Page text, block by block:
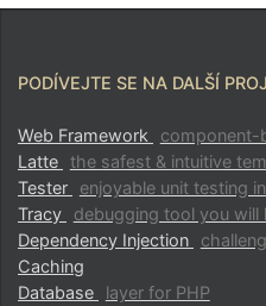
PODÍVEJTE SE NA DALŠÍ
Web Framework
component-
Latte the safest & intuitive
Tester
enjoyable unit testing
Tracy
debugging tool you
Dependency Injection
Caching
Database
layer for PHP